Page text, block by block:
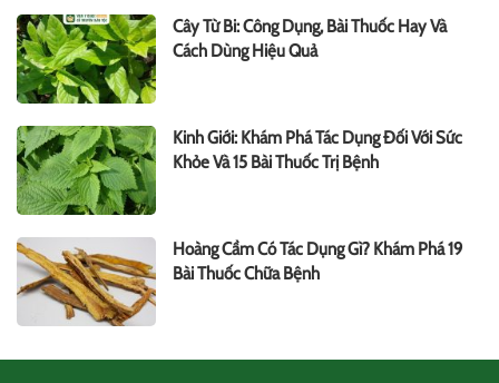
Cây Từ Bi: Công Dụng, Bài Thuốc Hay Và
Cách Dùng Hiệu Quả
Kinh Giới: Khám Phá Tác Dụng Đối Với Sức
Khỏe Và 15 Bài Thuốc Trị Bệnh
Hoàng Cầm Có Tác Dụng Gì? Khám Phá 19
Bài Thuốc Chữa Bệnh